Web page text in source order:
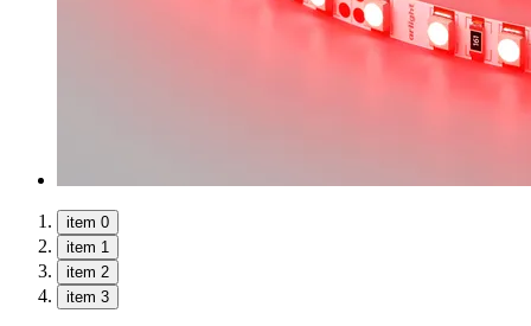
item 0
item 1
item 2
item 3